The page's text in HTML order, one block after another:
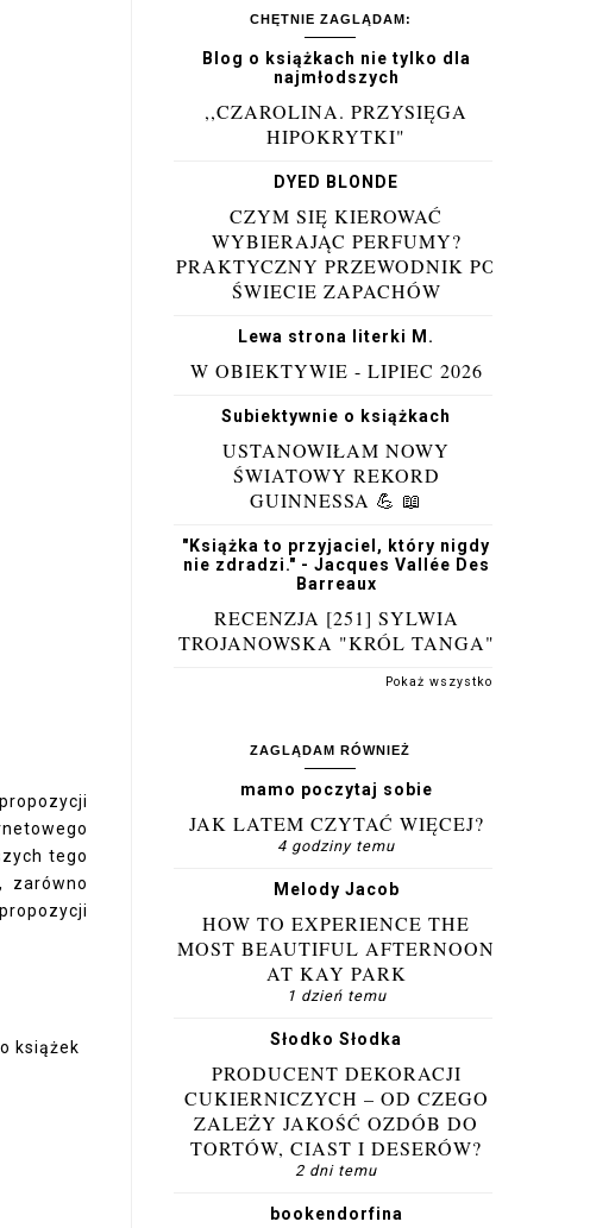
tego
zarówno
książek
CHĘTNIE ZAGLĄDAM:
Blog o książkach nie tylko dla
najmłodszych
,,CZAROLINA. PRZYSIĘGA
HIPOKRYTKI"
DYED BLONDE
CZYM SIĘ KIEROWAĆ
WYBIERAJĄC PERFUMY?
PRAKTYCZNY PRZEWODNIK PO
ŚWIECIE ZAPACHÓW
Lewa strona literki M.
W OBIEKTYWIE - LIPIEC 2026
Subiektywnie o książkach
USTANOWIŁAM NOWY
ŚWIATOWY REKORD
GUINNESSA 💪 📖
"Książka to przyjaciel, który nigdy
nie zdradzi." - Jacques Vallée Des
Barreaux
RECENZJA [251] SYLWIA
TROJANOWSKA "KRÓL TANGA"
Pokaż wszystko
ZAGLĄDAM RÓWNIEŻ
mamo poczytaj sobie
JAK LATEM CZYTAĆ WIĘCEJ?
4 godziny temu
Melody Jacob
HOW TO EXPERIENCE THE
MOST BEAUTIFUL AFTERNOON
AT KAY PARK
1 dzień temu
Słodko Słodka
PRODUCENT DEKORACJI
CUKIERNICZYCH – OD CZEGO
ZALEŻY JAKOŚĆ OZDÓB DO
TORTÓW, CIAST I DESERÓW?
2 dni temu
bookendorfina